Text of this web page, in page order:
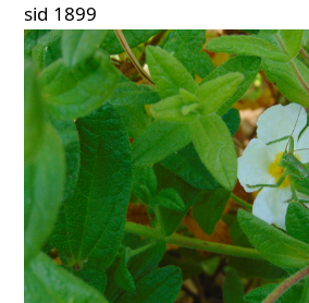
sid 1899